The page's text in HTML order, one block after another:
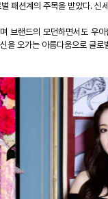
패션계의 주목을 받았다. 신
브랜드의 모던하면서도 우
을 오가는 아름다움으로 글로